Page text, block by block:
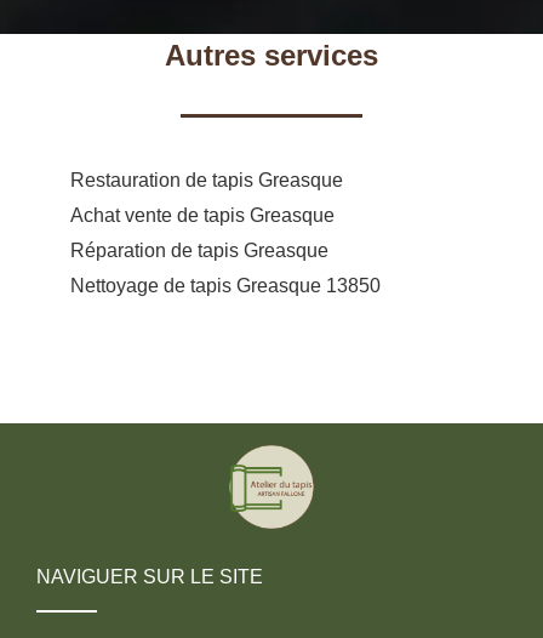
Autres services
Restauration de tapis Greasque
Achat vente de tapis Greasque
Réparation de tapis Greasque
Nettoyage de tapis Greasque 13850
NAVIGUER SUR LE SITE